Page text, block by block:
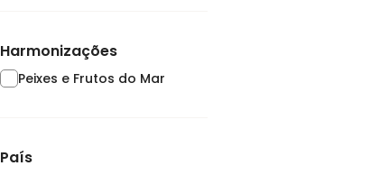
Harmonizações
Peixes e Frutos do Mar
País